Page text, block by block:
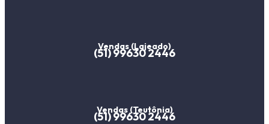
Vendas (Lajeado)
(51) 99630 2446
Vendas (Teutônia)
(51) 99630 2446